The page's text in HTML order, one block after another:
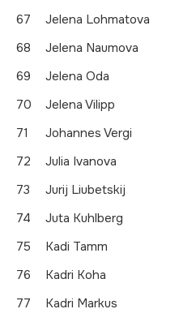
67
Jelena Lohmatova
68
Jelena Naumova
69
Jelena Oda
70
Jelena Vilipp
71
Johannes Vergi
72
Julia Ivanova
73
Jurij Liubetskij
74
Juta Kuhlberg
75
Kadi Tamm
76
Kadri Koha
77
Kadri Markus